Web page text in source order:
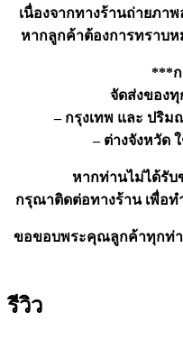
เนื่องจากทางร้านถ่ายภาพ
หากลูกค้าต้องการทราบห
***ก
จัดส่งของ
– กรุงเทพ และ ปริม
– ต่างจังหวัด
หากท่านไม่ได้รับ
กรุณาติดต่อทางร้าน เพื่อ
ขอขอบพระคุณลูกค้าทุกท่า
รีวิว